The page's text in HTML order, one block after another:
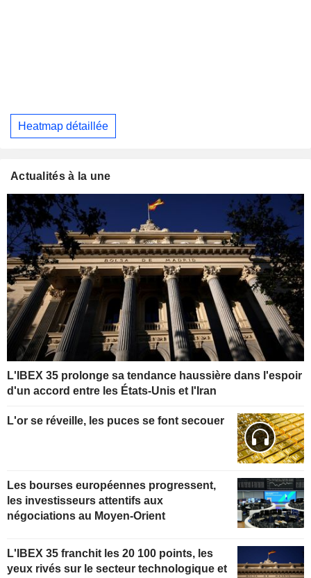
Heatmap détaillée
Actualités à la une
L'IBEX 35 prolonge sa tendance haussière dans l'espoir
d'un accord entre les États-Unis et l'Iran
L'or se réveille, les puces se font secouer
Les bourses européennes progressent,
les investisseurs attentifs aux
négociations au Moyen-Orient
L'IBEX 35 franchit les 20 100 points, les
yeux rivés sur le secteur technologique et